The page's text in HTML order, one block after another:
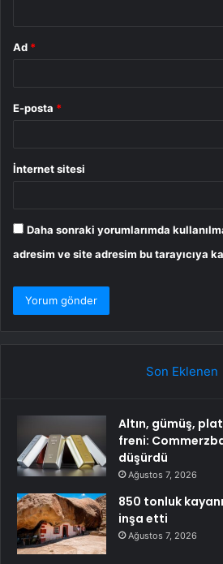
Ad *
E-posta *
İnternet sitesi
Daha sonraki yorumlarımda
adresim ve site adresim bu tarayıcıya
Son Eklenen
Altın, gümüş,
freni:
düşürdü
Ağustos 7, 2026
850 tonluk
inşa etti
Ağustos 7, 2026